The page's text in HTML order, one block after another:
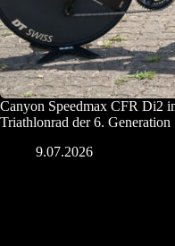
Canyon Speedmax CFR Di2
Triathlonrad der 6. Generation
9.07.2026